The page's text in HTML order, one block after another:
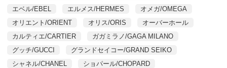
エベル/EBEL
エルメス/HERMES
オメガ/OMEGA
オリエント/ORIENT
オリス/ORIS
オーバーホール
カルティエ/CARTIER
ガガミラノ/GAGA MILANO
グッチ/GUCCI
グランドセイコー/GRAND SEIKO
シャネル/CHANEL
ショパール/CHOPARD